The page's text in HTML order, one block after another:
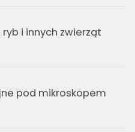
i innych zwierząt
pod mikroskopem